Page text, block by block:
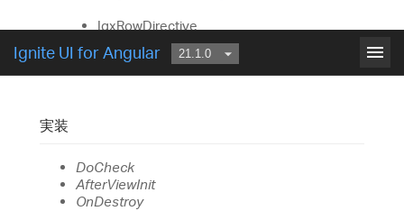
Ignite UI for Angular menu
IgxRowDirective
IgxGridRowComponent
実装
DoCheck
AfterViewInit
OnDestroy